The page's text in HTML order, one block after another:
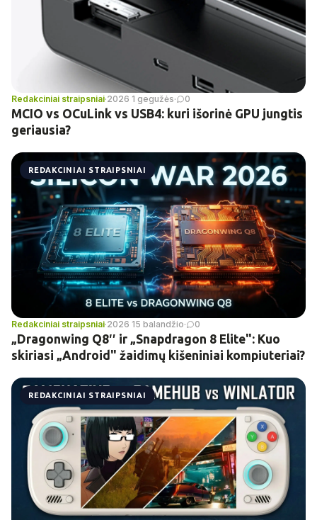
Redakciniai straipsniai·2026 1 gegužės· 0
MCIO vs OCuLink vs USB4: kuri išorinė GPU jungtis
geriausia?
REDAKCINIAI STRAIPSNIAI
Redakciniai straipsniai·2026 15 balandžio· 0
„Dragonwing Q8″ ir „Snapdragon 8 Elite": Kuo
skiriasi „Android" žaidimų kišeniniai kompiuteriai?
REDAKCINIAI STRAIPSNIAI